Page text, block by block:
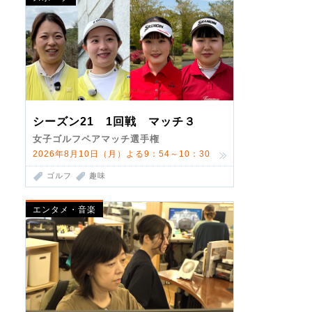
シーズン21 1回戦 マッチ３
女子ゴルフペアマッチ選手権
2026年8月10日（月）よる9：54～10：30
ゴルフ 趣味
エンタメ・音楽